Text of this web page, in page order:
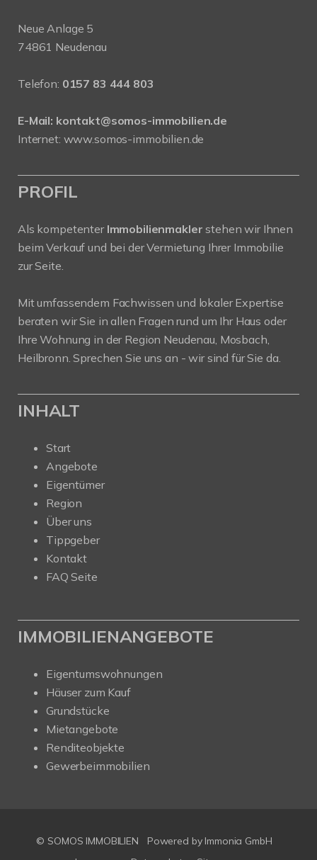
Neue Anlage 5
74861 Neudenau
Telefon: 0157 83 444 803
E-Mail: kontakt@somos-immobilien.de
Internet: www.somos-immobilien.de
PROFIL
Als kompetenter Immobilienmaklerstehen wir Ihnen
beim Verkauf und bei der Vermietung Ihrer Immobilie
zur Seite.
Mit umfassendem Fachwissen und lokaler Expertise
beraten wir Sie in allen Fragen rund um Ihr Haus oder
Ihre Wohnung in der Region Neudenau, Mosbach,
Heilbronn. Sprechen Sie uns an - wir sind für Sie da.
INHALT
Start
Angebote
Eigentümer
Region
Über uns
Tippgeber
Kontakt
FAQ Seite
IMMOBILIENANGEBOTE
Eigentumswohnungen
Häuser zum Kauf
Grundstücke
Mietangebote
Renditeobjekte
Gewerbeimmobilien
© SOMOS IMMOBILIEN
Powered by Immonia GmbH